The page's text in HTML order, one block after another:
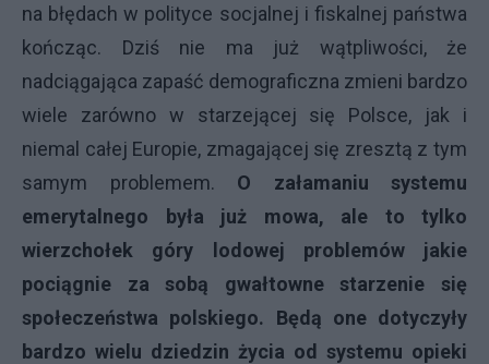
na błędach w polityce socjalnej i fiskalnej państwa
kończąc. Dziś nie ma już wątpliwości, że
nadciągająca zapaść demograficzna zmieni bardzo
wiele zarówno w starzejącej się Polsce, jak i
niemal całej Europie, zmagającej się zresztą z tym
samym problemem. O załamaniu systemu
emerytalnego była już mowa, ale to tylko
wierzchołek góry lodowej problemów jakie
pociągnie za sobą gwałtowne starzenie się
społeczeństwa polskiego. Będą one dotyczyły
bardzo wielu dziedzin życia od systemu opieki